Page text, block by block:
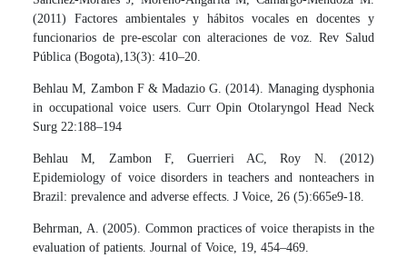
(2011) Factores ambientales y hábitos vocales en docentes y
funcionarios de pre-escolar con alteraciones de voz. Rev Salud
Pública (Bogota),13(3): 410–20.
Behlau M, Zambon F & Madazio G. (2014). Managing dysphonia
in occupational voice users. Curr Opin Otolaryngol Head Neck
Surg 22:188–194
Behlau M, Zambon F, Guerrieri AC, Roy N. (2012)
Epidemiology of voice disorders in teachers and nonteachers in
Brazil: prevalence and adverse effects. J Voice, 26 (5):665e9-18.
Behrman, A. (2005). Common practices of voice therapists in the
evaluation of patients. Journal of Voice, 19, 454–469.